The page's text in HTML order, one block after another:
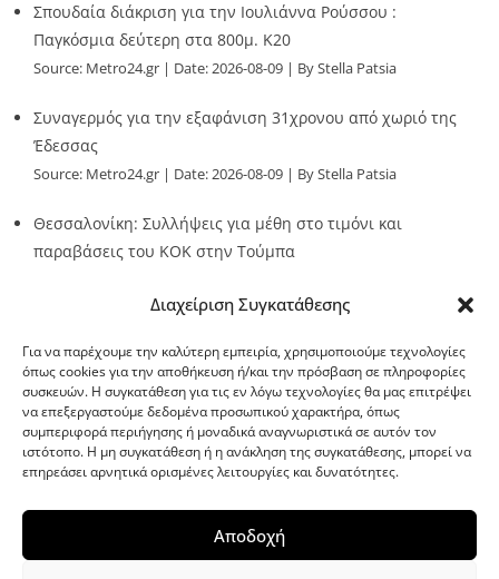
Διαχείριση Συγκατάθεσης
Για να παρέχουμε την καλύτερη εμπειρία, χρησιμοποιούμε τεχνολογίες
όπως cookies για την αποθήκευση ή/και την πρόσβαση σε πληροφορίες
συσκευών. Η συγκατάθεση για τις εν λόγω τεχνολογίες θα μας επιτρέψει
να επεξεργαστούμε δεδομένα προσωπικού χαρακτήρα, όπως
συμπεριφορά περιήγησης ή μοναδικά αναγνωριστικά σε αυτόν τον
ιστότοπο. Η μη συγκατάθεση ή η ανάκληση της συγκατάθεσης, μπορεί να
επηρεάσει αρνητικά ορισμένες λειτουργίες και δυνατότητες.
Αποδοχή
Σπουδαία διάκριση για την Ιουλιάννα Ρούσσου :
Παγκόσμια δεύτερη στα 800μ. Κ20
Source: Metro24.gr Date: 2026-08-09 By Stella Patsia
Συναγερμός για την εξαφάνιση 31χρονου από χωριό της
Έδεσσας
Source: Metro24.gr Date: 2026-08-09 By Stella Patsia
Θεσσαλονίκη: Συλλήψεις για μέθη στο τιμόνι και
παραβάσεις του ΚΟΚ στην Τούμπα
G-point.gr